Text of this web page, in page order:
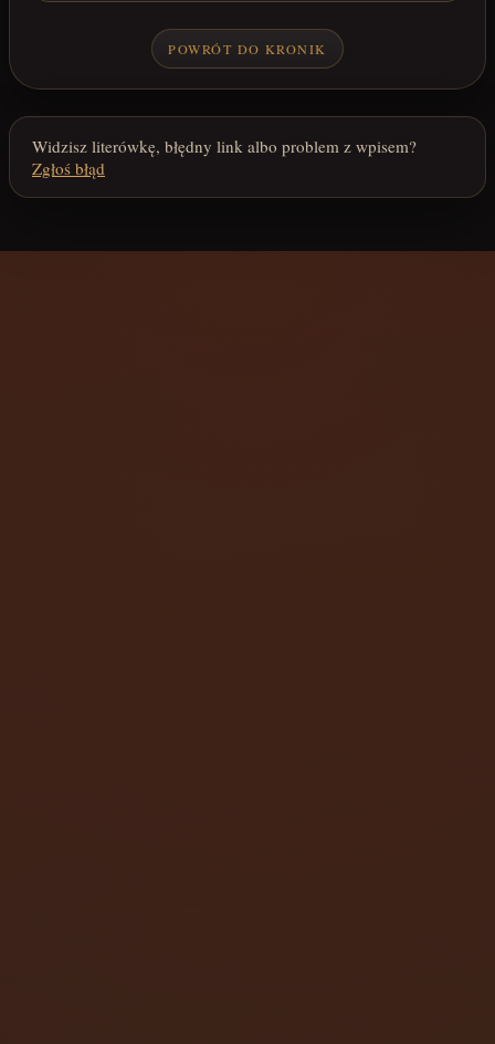
POWRÓT DO KRONIK
Widzisz literówkę, błędny link albo problem z wpisem?
Zgłoś błąd